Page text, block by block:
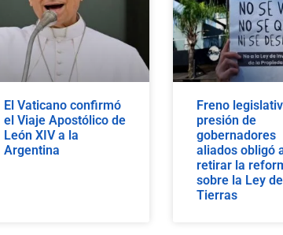
El Vaticano confirmó
el Viaje Apostólico de
León XIV a la
Argentina
Freno
presión de
gobernadores
aliados obligó
retirar la
sobre la Ley de
Tierras